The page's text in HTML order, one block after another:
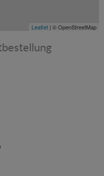
Leaflet | © OpenStreetMap